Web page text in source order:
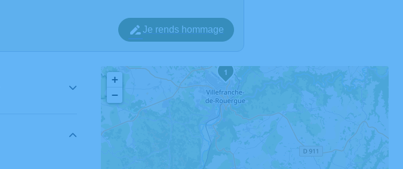
Je rends hommage
1
+
−